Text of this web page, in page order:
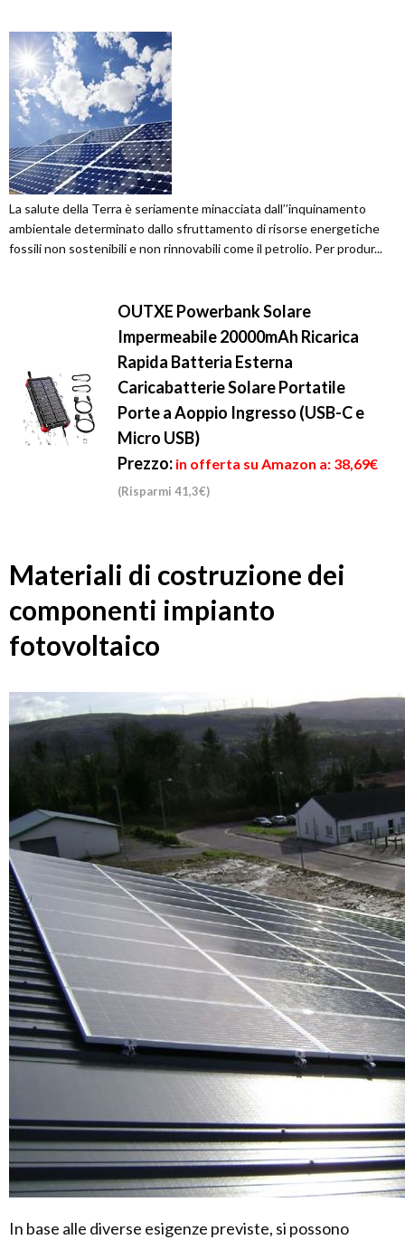
La salute della Terra è seriamente minacciata dall’’inquinamento
ambientale determinato dallo sfruttamento di risorse energetiche
fossili non sostenibili e non rinnovabili come il petrolio. Per produr...
OUTXE Powerbank Solare
Impermeabile 20000mAh Ricarica
Rapida Batteria Esterna
Caricabatterie Solare Portatile
Porte a Aoppio Ingresso (USB-C e
Micro USB)
Prezzo: in offerta su Amazon a: 38,69€
(Risparmi 41,3€)
Materiali di costruzione dei
componenti impianto
fotovoltaico
In base alle diverse esigenze previste, si possono